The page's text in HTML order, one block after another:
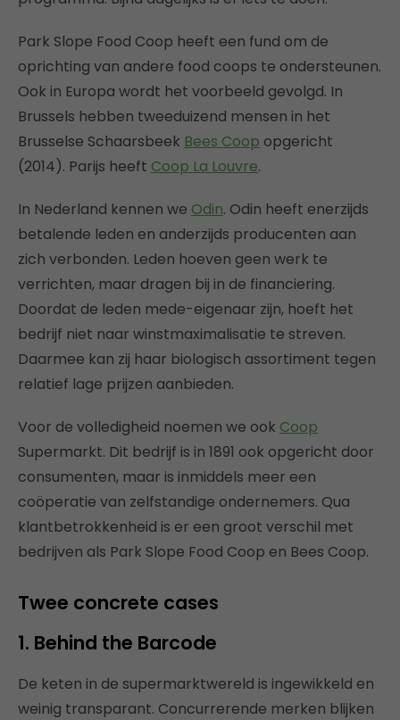
Park Slope Food Coop heeft een fund om de
oprichting van andere food coops te ondersteunen.
Ook in Europa wordt het voorbeeld gevolgd. In
Brussels hebben tweeduizend mensen in het
Brusselse Schaarsbeek Bees Coop opgericht
(2014). Parijs heeft Coop La Louvre.
In Nederland kennen we Odin. Odin heeft enerzijds
betalende leden en anderzijds producenten aan
zich verbonden. Leden hoeven geen werk te
verrichten, maar dragen bij in de financiering.
Doordat de leden mede-eigenaar zijn, hoeft het
bedrijf niet naar winstmaximalisatie te streven.
Daarmee kan zij haar biologisch assortiment tegen
relatief lage prijzen aanbieden.
Voor de volledigheid noemen we ook Coop
Supermarkt. Dit bedrijf is in 1891 ook opgericht door
consumenten, maar is inmiddels meer een
coöperatie van zelfstandige ondernemers. Qua
klantbetrokkenheid is er een groot verschil met
bedrijven als Park Slope Food Coop en Bees Coop.
Twee concrete cases
1. Behind the Barcode
De keten in de supermarktwereld is ingewikkeld en
weinig transparant. Concurrerende merken blijken